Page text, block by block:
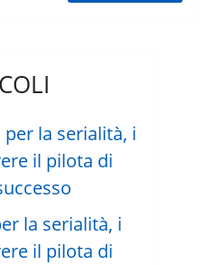
la serialità, i
il pilota di